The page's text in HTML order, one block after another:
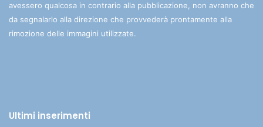
avessero qualcosa in contrario alla pubblicazione, non avranno che
da segnalarlo alla direzione che provvederà prontamente alla
rimozione delle immagini utilizzate.
Ultimi inserimenti